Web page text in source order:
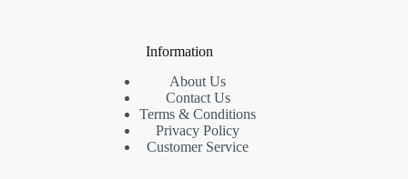
Information
About Us
Contact Us
Terms & Conditions
Privacy Policy
Customer Service